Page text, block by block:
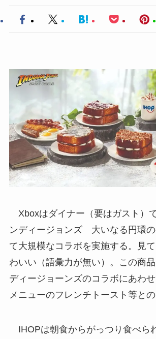
Xboxはダイナー（要はガスト）
ンディージョンズ 大いなる円環
て大規模なコラボを実施する。見
わいい（語彙力が無い）。この商
ディージョーンズのコラボにあわ
メニューのフレンチトースト等との
IHOPは朝食からがっつり食べら